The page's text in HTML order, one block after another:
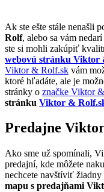
Ak ste ešte stále nenašli
Rolf, alebo sa vám
ste si mohli zakúpiť
webovú stránku Viktor
Viktor & Rolf.sk vám
ktoré hľadáte, ale je
stránky o značke Viktor
stránku Viktor &
Predajne
Ako sme už spomínali,
predajní, kde môžete
nechcete navštíviť
mapu s predajňami